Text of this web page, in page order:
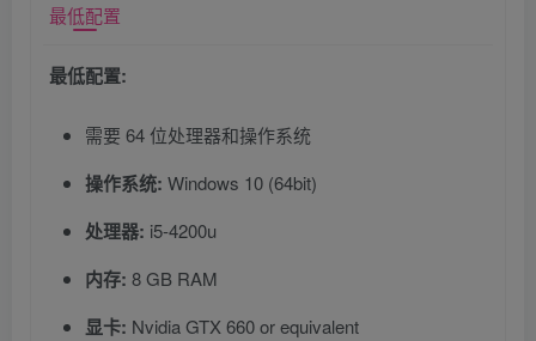
最低配置
最低配置:
需要 64 位处理器和操作系统
操作系统: Windows 10 (64bit)
处理器: i5-4200u
内存: 8 GB RAM
显卡: Nvidia GTX 660 or equivalent